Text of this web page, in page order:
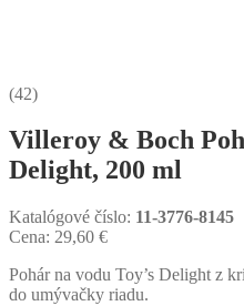
(42)
Villeroy & Boch
Delight, 200 ml
Katalógové číslo: 11-3776-8145
Cena: 29,60 €
Pohár na vodu Toy’s Delight z
do umývačky riadu.